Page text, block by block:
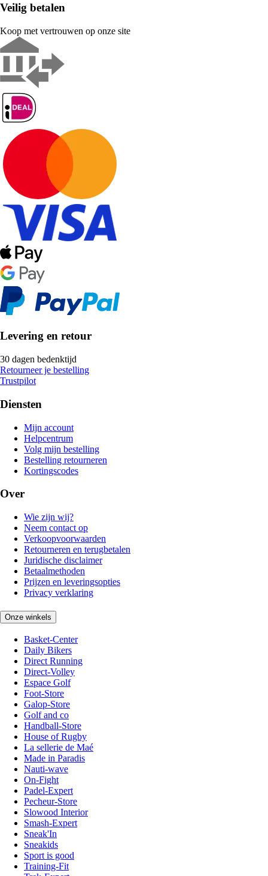
Veilig betalen
Koop met vertrouwen op onze site
Levering en retour
30 dagen bedenktijd
Retourneer je bestelling
Trustpilot
Diensten
Mijn account
Helpcentrum
Volg mijn bestelling
Bestelling retourneren
Kortingscodes
Over
Wie zijn wij?
Neem contact op
Verkoopvoorwaarden
Retourneren en terugbetalen
Juridische disclaimer
Betaalmethoden
Prijzen en leveringsopties
Privacy verklaring
Onze winkels
Basket-Center
Daily Bikers
Direct Running
Direct-Volley
Espace Golf
Foot-Store
Galop-Store
Golf and co
Handball-Store
House of Rugby
La sellerie de Maé
Made in Paradis
Nauti-wave
On-Fight
Padel-Expert
Pecheur-Store
Slowood Interior
Smash-Expert
Sneak'In
Sneakids
Sport is good
Training-Fit